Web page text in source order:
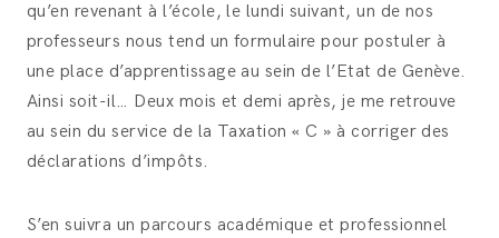
qu’en revenant à l’école, le lundi suivant, un de nos
professeurs nous tend un formulaire pour postuler à
une place d’apprentissage au sein de l’Etat de Genève.
Ainsi soit-il… Deux mois et demi après, je me retrouve
au sein du service de la Taxation « C » à corriger des
déclarations d’impôts.
S’en suivra un parcours académique et professionnel